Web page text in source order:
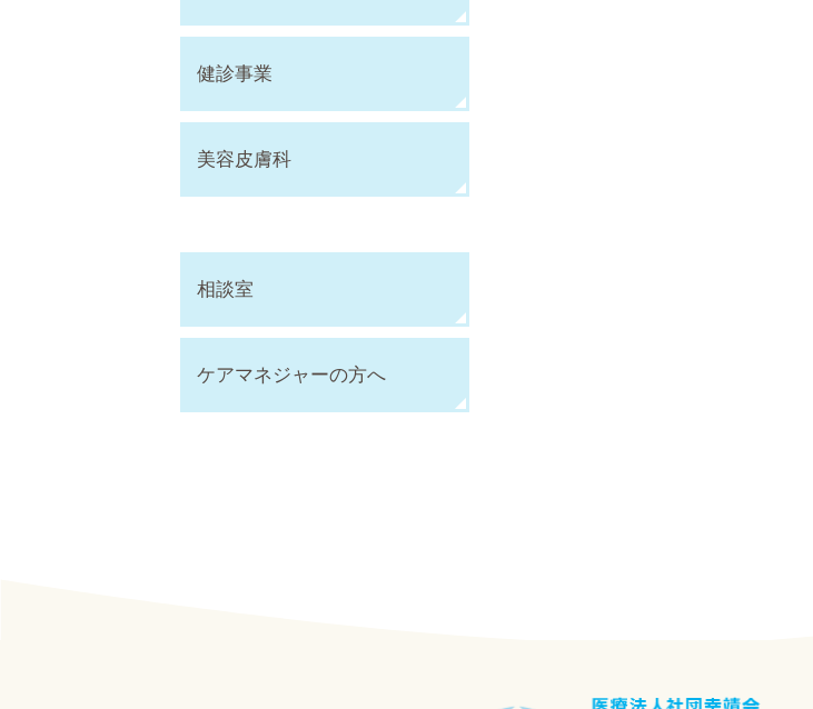
健診事業
美容皮膚科
相談室
ケアマネジャーの方へ